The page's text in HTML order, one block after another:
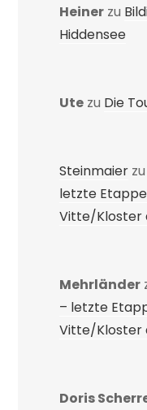
Heiner zu
Hiddensee
Ute zu Die
Steinmaier zu
letzte
Vitte/Kloster
Mehrländer
– letzte
Vitte/Kloster
Doris